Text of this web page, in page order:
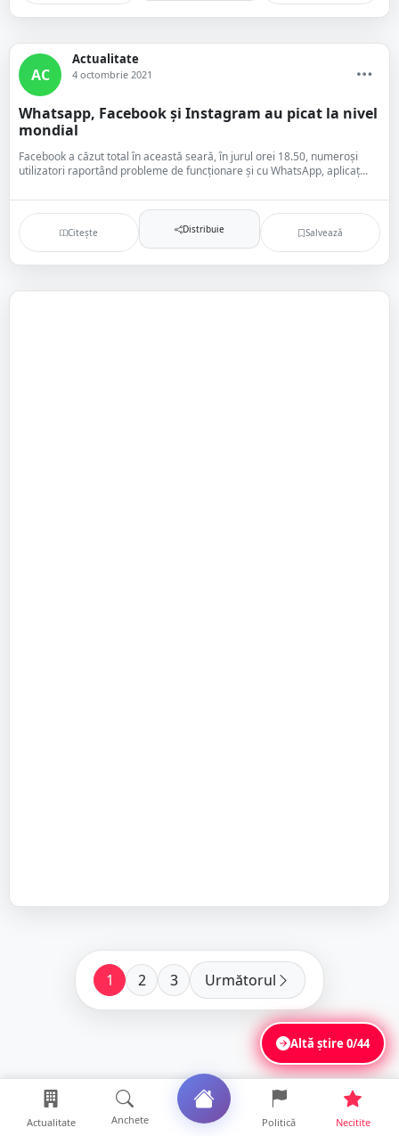
AC
Actualitate
4 octombrie 2021
Whatsapp, Facebook şi Instagram au picat la nivel
mondial
Facebook a căzut total în această seară, în jurul orei 18.50, numeroși
utilizatori raportând probleme de funcționare și cu WhatsApp, aplicaț...
Citește Distribuie Salvează
1 2 3 Următorul
Altă știre0/44
Actualitate Anchete Politică Necitite